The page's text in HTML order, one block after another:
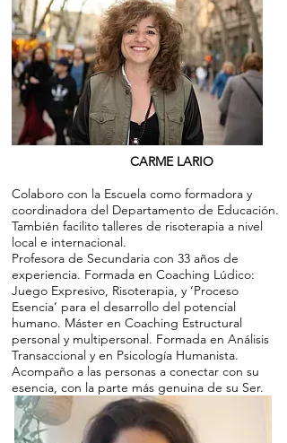
CARME LARIO
Colaboro con la Escuela como formadora y
coordinadora del Departamento de Educación.
También facilito talleres de risoterapia a nivel
local e internacional.
Profesora de Secundaria con 33 años de
experiencia. Formada en Coaching Lúdico:
Juego Expresivo, Risoterapia, y ‘Proceso
Esencia’ para el desarrollo del potencial
humano. Máster en Coaching Estructural
personal y multipersonal. Formada en Análisis
Transaccional y en Psicología Humanista.
Acompaño a las personas a conectar con su
esencia, con la parte más genuina de su Ser.